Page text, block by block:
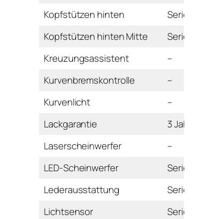
Kopfstützen hinten
Serie
Kopfstützen hinten Mitte
Serie
Kreuzungsassistent
–
Kurvenbremskontrolle
–
Kurvenlicht
–
Lackgarantie
3 Jahre
Laserscheinwerfer
–
LED-Scheinwerfer
Serie
Lederausstattung
Serie
Lichtsensor
Serie